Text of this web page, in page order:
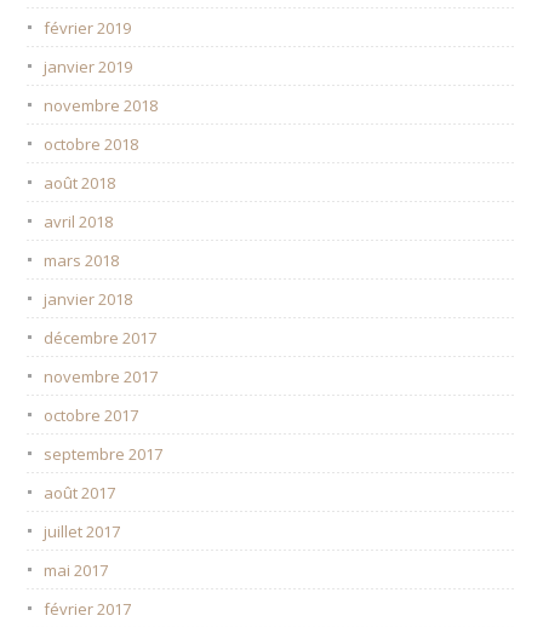
février 2019
janvier 2019
novembre 2018
octobre 2018
août 2018
avril 2018
mars 2018
janvier 2018
décembre 2017
novembre 2017
octobre 2017
septembre 2017
août 2017
juillet 2017
mai 2017
février 2017